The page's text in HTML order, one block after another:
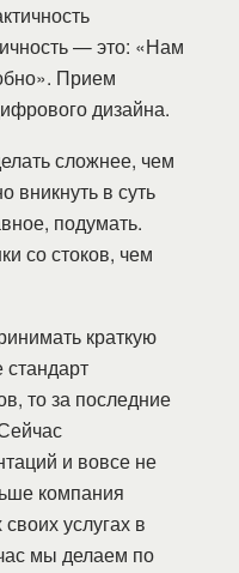
— это: «Нам
Прием
дизайна.
сложнее, чем
вникнуть в суть
подумать.
со стоков, чем
краткую
то за последние
и вовсе не
компания
услугах в
мы делаем по